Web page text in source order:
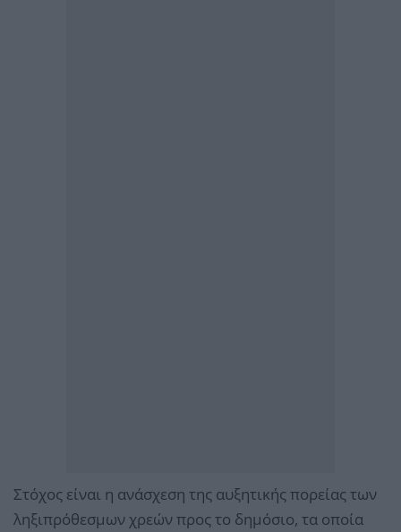
Στόχος είναι η ανάσχεση της αυξητικής πορείας των
ληξιπρόθεσμων χρεών προς το δημόσιο, τα οποία